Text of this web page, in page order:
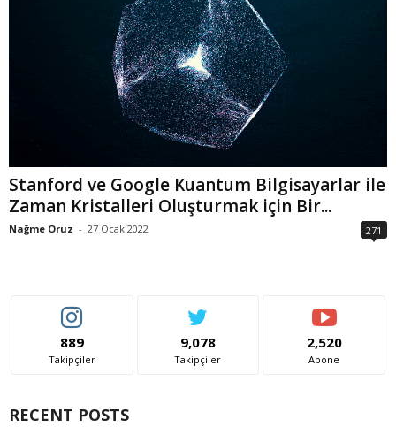
Stanford ve Google Kuantum Bilgisayarlar ile
Zaman Kristalleri Oluşturmak için Bir...
Nağme Oruz - 27 Ocak 2022 271
889
Takipçiler
9,078
Takipçiler
2,520
Abone
RECENT POSTS